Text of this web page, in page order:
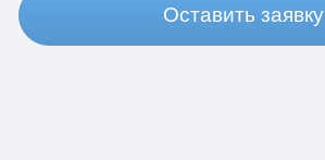
Оставить заявку